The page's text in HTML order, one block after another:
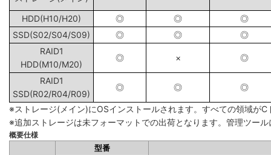
HDD(H10/H20) ◎ ◎
◎
SSD(S02/S04/S09)
◎ ◎
◎
RAID1
HDD(M10/M20)
◎ × ◎
RAID1
SSD(R02/R04/R09)
◎ ◎ ◎
※ストレージ(メイン)にOSインストールされます。すべての領域がC
※追加ストレージは未フォーマットでの出荷となります。管理ツー
概要仕様
型番